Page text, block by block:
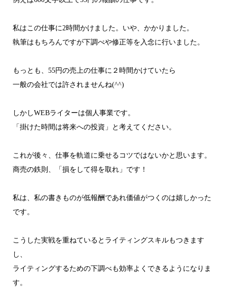
私はこの仕事に2時間かけました。いや、かかりました。
執筆はもちろんですが下調べや修正等を入念に行いました。
もっとも、55円の売上の仕事に２時間かけていたら
一般の会社では許されませんね(^^)
しかしWEBライターは個人事業です。
「掛けた時間は将来への投資」と考えてください。
これが後々、仕事を軌道に乗せるコツではないかと思います。
商売の鉄則、「損をして得を取れ」です！
私は、私の書きものが低報酬であれ価値がつくのは嬉しかった
です。
こうした実戦を重ねているとライティングスキルもつきます
し、
ライティングするための下調べも効率よくできるようになりま
す。